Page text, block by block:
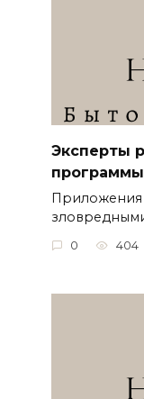
Эксперты
Приложения
0 404